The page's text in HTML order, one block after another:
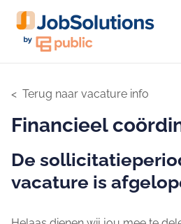
Terug naar vacature info
Financieel
De
vacature is